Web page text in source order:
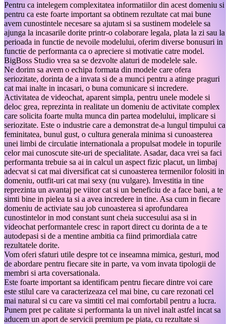
Pentru ca intelegem complexitatea informatiilor din acest domeniu si
pentru ca este foarte important sa obtinem rezultate cat mai bune
avem cunostintele necesare sa ajutam si sa sustinem modelele sa
ajunga la incasarile dorite printr-o colaborare legala, plata la zi sau la
perioada in functie de nevoile modelului, oferim diverse bonusuri in
functie de performanta ca o apreciere si motivatie catre model.
BigBoss Studio vrea sa se dezvolte alaturi de modelele sale.
Ne dorim sa avem o echipa formata din modele care ofera
seriozitate, dorinta de a invata si de a munci pentru a atinge praguri
cat mai inalte in incasari, o buna comunicare si incredere.
Activitatea de videochat, aparent simpla, pentru unele modele si
deloc grea, reprezinta in realitate un domeniu de activitate complex
care solicita foarte multa munca din partea modelului, implicare si
seriozitate. Este o industrie care a demonstrat de-a lungul timpului ca
feminitatea, bunul gust, o cultura generala minima si cunoasterea
unei limbi de circulatie internationala a propulsat modele in topurile
celor mai cunoscute site-uri de specialitate. Asadar, daca vrei sa faci
performanta trebuie sa ai in calcul un aspect fizic placut, un limbaj
adecvat si cat mai diversificat cat si cunoasterea termenilor folositi in
domeniu, outfit-uri cat mai sexy (nu vulgare). Investitia in tine
reprezinta un avantaj pe viitor cat si un beneficiu de a face bani, a te
simti bine in pielea ta si a avea incredere in tine. Asa cum in fiecare
domeniu de activiate sau job cunoasterea si aprofundarea
cunostintelor in mod constant sunt cheia succesului asa si in
videochat performantele cresc in raport direct cu dorinta de a te
autodepasi si de a mentine ambitia ca fiind primordiala catre
rezultatele dorite.
Vom oferi sfaturi utile despre tot ce inseamna mimica, gesturi, mod
de abordare pentru fiecare site in parte, va vom invata tipologii de
membri si arta coversationala.
Este foarte important sa identificam pentru fiecare dintre voi care
este stilul care va caracterizeaza cel mai bine, cu care rezonati cel
mai natural si cu care va simtiti cel mai comfortabil pentru a lucra.
Punem pret pe calitate si performanta la un nivel inalt astfel incat sa
aducem un aport de servicii premium pe piata, cu rezultate si